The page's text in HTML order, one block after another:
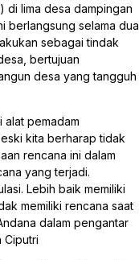
di lima desa dampingan
berlangsung selama dua
sebagai tindak
bertujuan
desa yang tangguh
alat pemadam
kita berharap tidak
rencana ini dalam
yang terjadi.
Lebih baik memiliki
memiliki rencana saat
dalam pengantar
Ciputri